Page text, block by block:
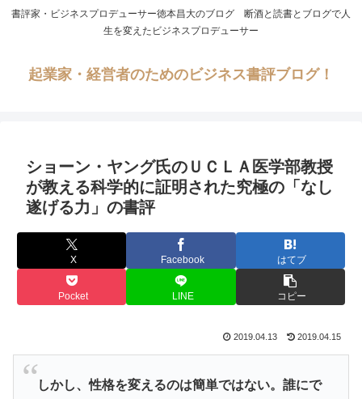
書評家・ビジネスプロデューサー徳本昌大のブログ 断酒と読書とブログで人
生を変えたビジネスプロデューサー
起業家・経営者のためのビジネス書評ブログ！
ショーン・ヤング氏のＵＣＬＡ医学部教授
が教える科学的に証明された究極の「なし
遂げる力」の書評
X Facebook はてブ
Pocket LINE コピー
2019.04.13 2019.04.15
しかし、性格を変えるのは簡単ではない。誰にで